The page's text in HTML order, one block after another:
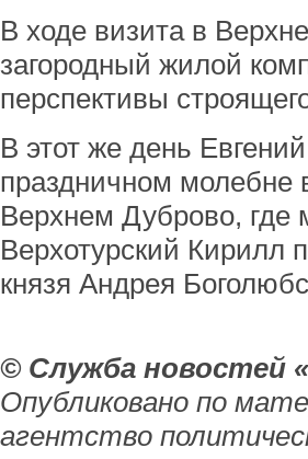
В ходе визита в
загородный жилой
перспективы
В этот же день
праздничном молебне
Верхнем Дуброво, где
Верхотурский Кирилл
князя Андрея
© Служба новостей
Опубликовано по
агентство